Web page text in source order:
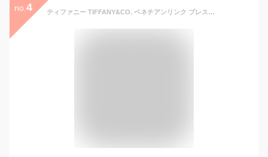
no. 4 ティファニー TIFFANY&CO. ベネチアンリンク ブレスレット SILVER シルバー S M L 67461304 12607083 12818203